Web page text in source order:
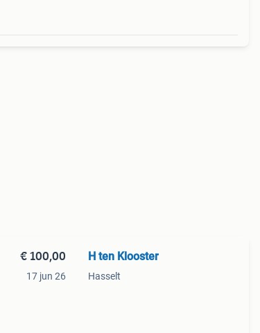
€ 100,00
17 jun 26
H ten Klooster
Hasselt